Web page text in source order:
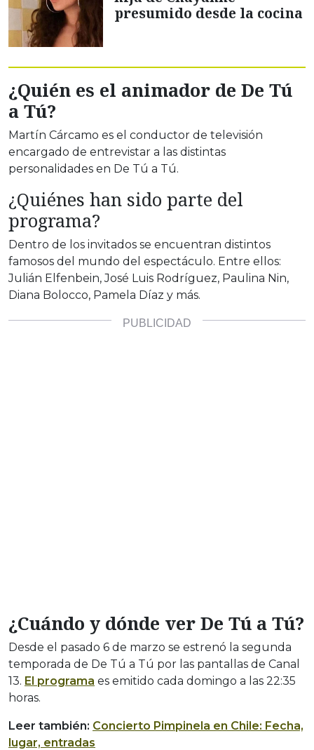
presumido desde la cocina
¿Quién es el animador de De Tú
a Tú?
Martín Cárcamo es el conductor de televisión
encargado de entrevistar a las distintas
personalidades en De Tú a Tú.
¿Quiénes han sido parte del
programa?
Dentro de los invitados se encuentran distintos
famosos del mundo del espectáculo. Entre ellos:
Julián Elfenbein, José Luis Rodríguez, Paulina Nin,
Diana Bolocco, Pamela Díaz y más.
¿Cuándo y dónde ver De Tú a Tú?
Desde el pasado 6 de marzo se estrenó la segunda
temporada de De Tú a Tú por las pantallas de Canal
13. El programa es emitido cada domingo a las 22:35
horas.
Leer también: Concierto Pimpinela en Chile: Fecha,
lugar, entradas